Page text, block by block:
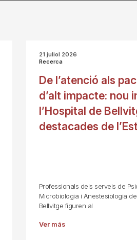
21 juliol 2026
Recerca
De l’atenció als
d’alt impacte: nou
l’Hospital de
destacades de
Professionals dels serveis de
Microbiologia i Anestesiologia
Bellvitge figuren al
Ver más